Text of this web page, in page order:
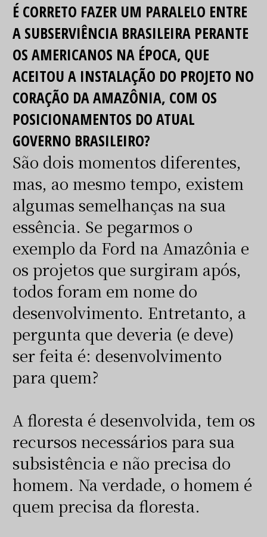
É CORRETO FAZER UM PARALELO ENTRE
A SUBSERVIÊNCIA BRASILEIRA PERANTE
OS AMERICANOS NA ÉPOCA, QUE
ACEITOU A INSTALAÇÃO DO PROJETO NO
CORAÇÃO DA AMAZÔNIA, COM OS
POSICIONAMENTOS DO ATUAL
GOVERNO BRASILEIRO?
São dois momentos diferentes,
mas, ao mesmo tempo, existem
algumas semelhanças na sua
essência. Se pegarmos o
exemplo da Ford na Amazônia e
os projetos que surgiram após,
todos foram em nome do
desenvolvimento. Entretanto, a
pergunta que deveria (e deve)
ser feita é: desenvolvimento
para quem?
A floresta é desenvolvida, tem os
recursos necessários para sua
subsistência e não precisa do
homem. Na verdade, o homem é
quem precisa da floresta.